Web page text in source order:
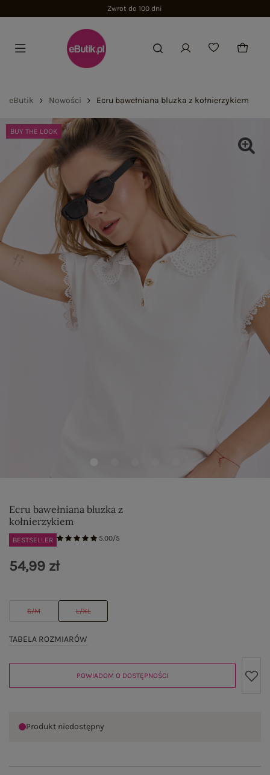
Zwrot do 100 dni
eButik Nowości Ecru bawełniana bluzka z kołnierzykiem
BUY THE LOOK
Ecru bawełniana bluzka z
kołnierzykiem
BESTSELLER 5.00/5
S/M L/XL
TABELA ROZMIARÓW
54,99 zł
POWIADOM O DOSTĘPNOŚCI
Produkt niedostępny